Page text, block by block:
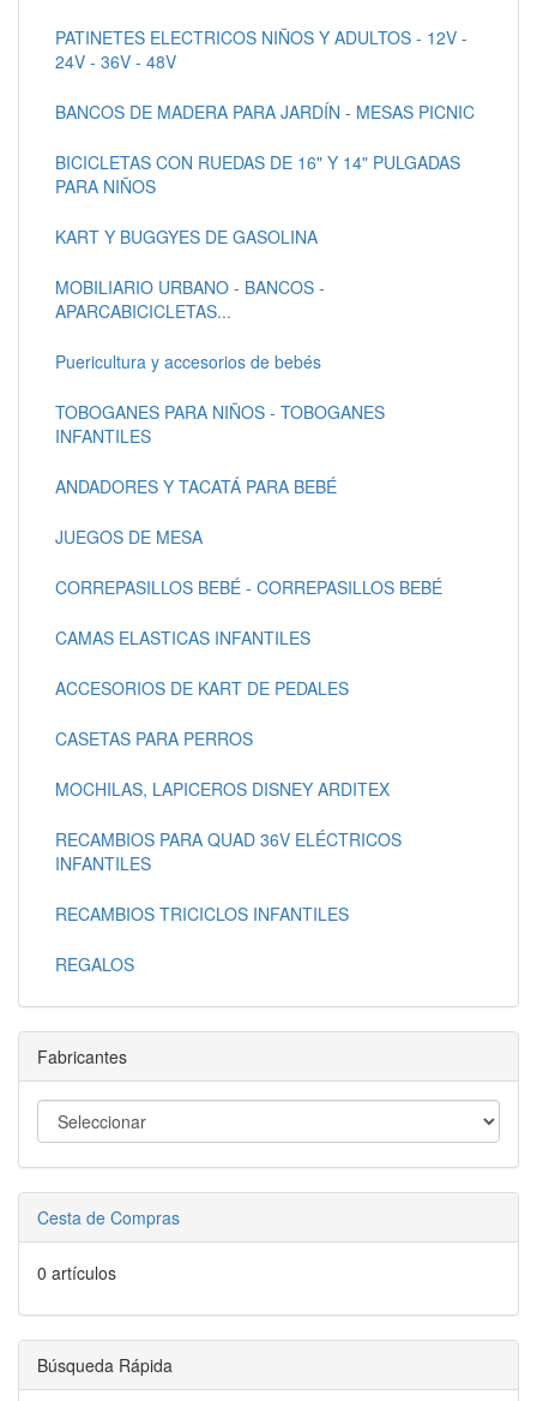
PATINETES ELECTRICOS NIÑOS Y ADULTOS - 12V -
24V - 36V - 48V
BANCOS DE MADERA PARA JARDÍN - MESAS PICNIC
BICICLETAS CON RUEDAS DE 16" Y 14" PULGADAS
PARA NIÑOS
KART Y BUGGYES DE GASOLINA
MOBILIARIO URBANO - BANCOS -
APARCABICICLETAS...
Puericultura y accesorios de bebés
TOBOGANES PARA NIÑOS - TOBOGANES
INFANTILES
ANDADORES Y TACATÁ PARA BEBÉ
JUEGOS DE MESA
CORREPASILLOS BEBÉ - CORREPASILLOS BEBÉ
CAMAS ELASTICAS INFANTILES
ACCESORIOS DE KART DE PEDALES
CASETAS PARA PERROS
MOCHILAS, LAPICEROS DISNEY ARDITEX
RECAMBIOS PARA QUAD 36V ELÉCTRICOS
INFANTILES
RECAMBIOS TRICICLOS INFANTILES
REGALOS
Fabricantes
Cesta de Compras
0 artículos
Búsqueda Rápida